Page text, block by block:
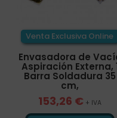
Venta Exclusiva Online
Envasadora de
Aspiración Externa,
Barra Soldadura 35
cm,
153,26 € + IVA